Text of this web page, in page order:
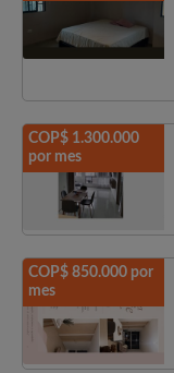
COP$ 1.300.000
por mes
COP$ 850.000 por
mes